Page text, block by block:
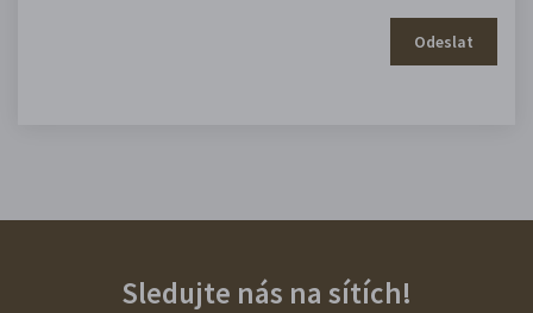
Odeslat
Sledujte nás na sítích!